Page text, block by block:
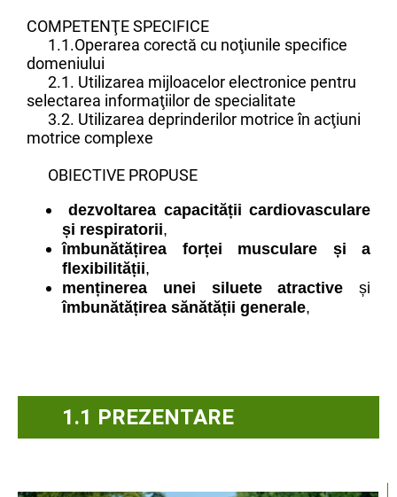
COMPETENŢE SPECIFICE
1.1.Operarea corectă cu noţiunile specifice
domeniului
2.1. Utilizarea mijloacelor electronice pentru
selectarea informaţiilor de specialitate
3.2. Utilizarea deprinderilor motrice în acţiuni
motrice complexe
OBIECTIVE PROPUSE
dezvoltarea capacității cardiovasculare
și respiratorii,
îmbunătățirea forței musculare și a
flexibilității,
menținerea unei siluete atractive și
îmbunătățirea sănătății generale,
1.1 PREZENTARE